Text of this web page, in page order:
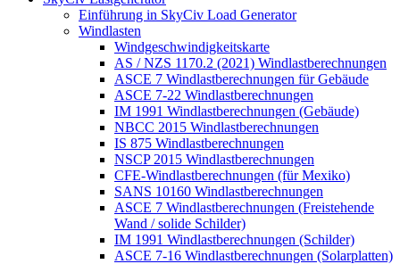
Einführung in SkyCiv Load Generator
Windlasten
Windgeschwindigkeitskarte
AS / NZS 1170.2 (2021) Windlastberechnungen
ASCE 7 Windlastberechnungen für Gebäude
ASCE 7-22 Windlastberechnungen
IM 1991 Windlastberechnungen (Gebäude)
NBCC 2015 Windlastberechnungen
IS 875 Windlastberechnungen
NSCP 2015 Windlastberechnungen
CFE-Windlastberechnungen (für Mexiko)
SANS 10160 Windlastberechnungen
ASCE 7 Windlastberechnungen (Freistehende
Wand / solide Schilder)
IM 1991 Windlastberechnungen (Schilder)
ASCE 7-16 Windlastberechnungen (Solarplatten)